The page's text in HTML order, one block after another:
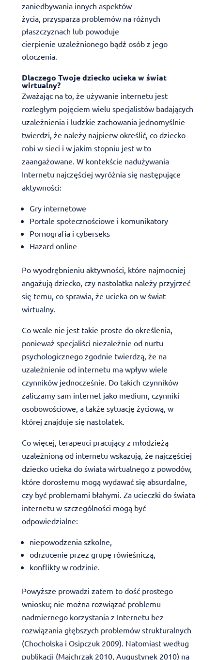
zaniedbywania innych aspektów
życia, przysparza problemów na różnych
płaszczyznach lub powoduje
cierpienie uzależnionego bądź osób z jego
otoczenia.
Dlaczego Twoje dziecko ucieka w świat
wirtualny?
Zważając na to, że używanie internetu jest
rozległym pojęciem wielu specjalistów badających
uzależnienia i ludzkie zachowania jednomyślnie
twierdzi, że należy najpierw określić, co dziecko
robi w sieci i w jakim stopniu jest w to
zaangażowane. W kontekście nadużywania
Internetu najczęściej wyróżnia się następujące
aktywności:
Gry internetowe
Portale społecznościowe i komunikatory
Pornografia i cyberseks
Hazard online
Po wyodrębnieniu aktywności, które najmocniej
angażują dziecko, czy nastolatka należy przyjrzeć
się temu, co sprawia, że ucieka on w świat
wirtualny.
Co wcale nie jest takie proste do określenia,
ponieważ specjaliści niezależnie od nurtu
psychologicznego zgodnie twierdzą, że na
uzależnienie od internetu ma wpływ wiele
czynników jednocześnie. Do takich czynników
zaliczamy sam internet jako medium, czynniki
osobowościowe, a także sytuację życiową, w
której znajduje się nastolatek.
Co więcej, terapeuci pracujący z młodzieżą
uzależnioną od internetu wskazują, że najczęściej
dziecko ucieka do świata wirtualnego z powodów,
które dorosłemu mogą wydawać się absurdalne,
czy być problemami błahymi. Za ucieczki do świata
internetu w szczególności mogą być
odpowiedzialne:
niepowodzenia szkolne,
odrzucenie przez grupę rówieśniczą,
konflikty w rodzinie.
Powyższe prowadzi zatem to dość prostego
wniosku; nie można rozwiązać problemu
nadmiernego korzystania z Internetu bez
rozwiązania głębszych problemów strukturalnych
(Chocholska i Osipczuk 2009). Natomiast według
publikacji (Majchrzak 2010, Augustynek 2010) na